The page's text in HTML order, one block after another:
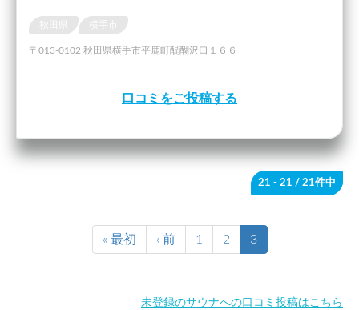
〒013-0102 秋田県横手市平鹿町醍醐沢口１６６
口コミをご投稿する
21 - 21 / 21件中
« 最初 ‹ 前 1 2 3
未登録のサウナへの口コミ投稿はこちら